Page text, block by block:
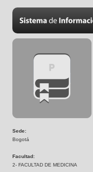
Sede:
Bogotá
Facultad:
2- FACULTAD DE MEDICINA